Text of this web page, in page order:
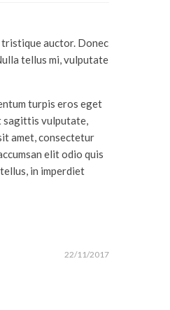
auctor. Donec
tellus mi, vulputate
turpis eros eget
sagittis vulputate,
amet, consectetur
elit odio quis
in imperdiet
22/11/2017